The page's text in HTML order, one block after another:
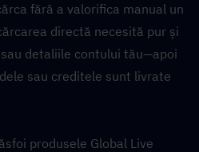
fără a valorifica manual un
directă necesită pur și
detaliile contului tău—apoi
sau creditele sunt livrate
produsele Global Live